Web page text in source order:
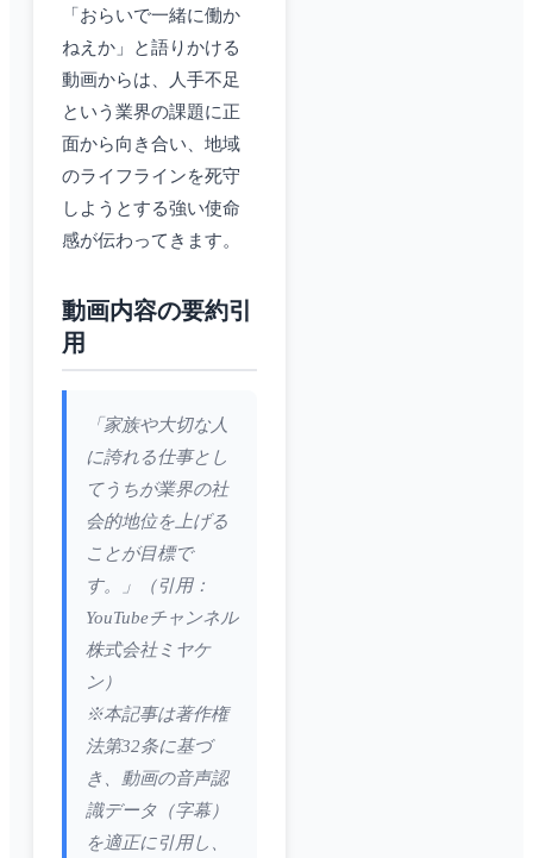
「おらいで一緒に働か
ねえか」と語りかける
動画からは、人手不足
という業界の課題に正
面から向き合い、地域
のライフラインを死守
しようとする強い使命
感が伝わってきます。
動画内容の要約引
用
「家族や大切な人
に誇れる仕事とし
てうちが業界の社
会的地位を上げる
ことが目標で
す。」（引用：
YouTubeチャンネル
株式会社ミヤケ
ン）
※本記事は著作権
法第32条に基づ
き、動画の音声認
識データ（字幕）
を適正に引用し、